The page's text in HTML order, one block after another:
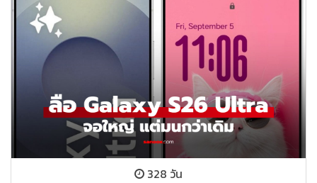
328 วัน